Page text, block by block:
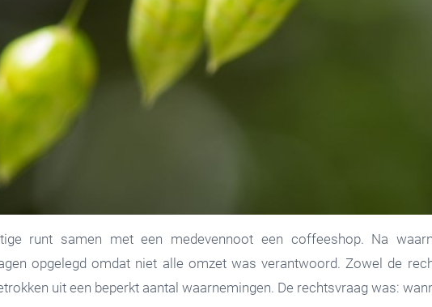
runt samen met een medevennoot een coffeeshop. Na
opgelegd omdat niet alle omzet was verantwoord. Zowel de
uit een beperkt aantal waarnemingen. De rechtsvraag was: